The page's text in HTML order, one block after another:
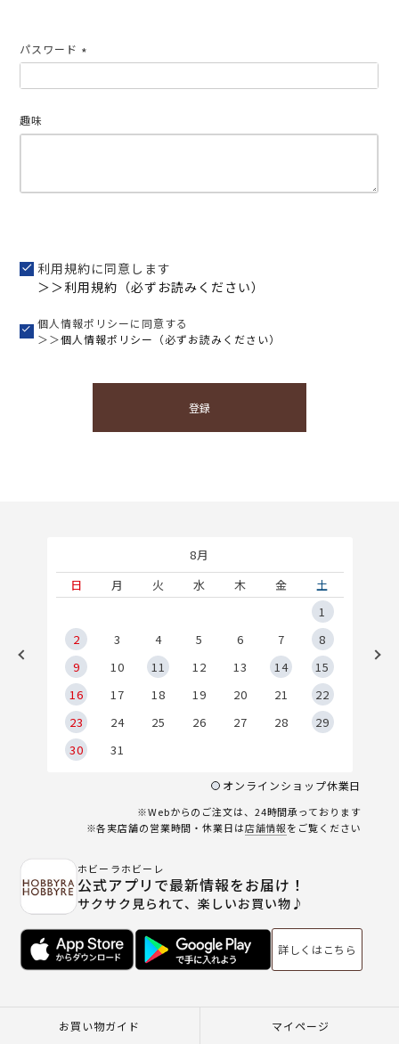
パスワード
須)
趣味
利用規約に同意します
＞＞利用規約（必ずお読みください）
個人情報ポリシーに同意する
＞＞個人情報ポリシー（必ずお読みください）
登録
8月
日
月 火 水 木 金
土
1
2
3 4 5 6 7
8
9
10 11 12 13 14
15
16
17 18 19 20 21
22
23
24 25 26 27 28
29
30
31
オンラインショップ休業日
※Webからのご注文は、24時間承っております
※各実店舗の営業時間・休業日は店舗情報をご覧ください
ホビーラホビーレ
公式アプリで最新情報をお届け！
サクサク見られて、楽しいお買い物♪
詳しくはこちら
お買い物ガイド マイページ